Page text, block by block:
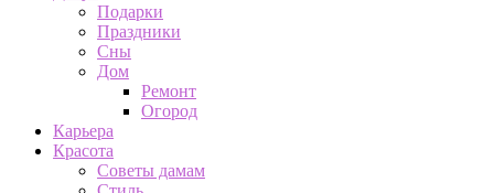
Подарки
Праздники
Сны
Дом
Ремонт
Огород
Карьера
Красота
Советы дамам